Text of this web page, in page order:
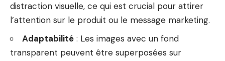
distraction visuelle, ce qui est crucial pour attirer
l’attention sur le produit ou le message marketing.
Adaptabilité : Les images avec un fond
transparent peuvent être superposées sur